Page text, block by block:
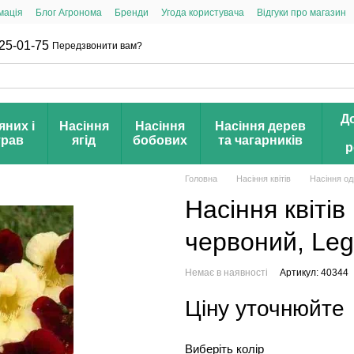
Блог Агронома Бренди Угода користувача
Відгуки про магазин
01-75 Передзвонити вам?
і
Насіння
ягід
Насіння
бобових
Насіння дерев
та чагарників
Головна Насіння квітів Насіння
Насіння
червоний,
Немає в наявності Артикул: 40344
Ціну уточнюйте
Виберіть колір